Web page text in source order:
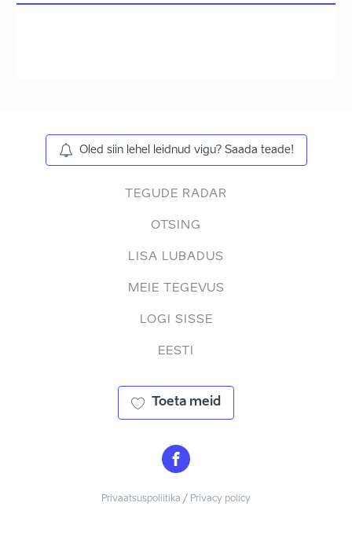
Oled siin lehel leidnud vigu? Saada teade!
TEGUDE RADAR
OTSING
LISA LUBADUS
MEIE TEGEVUS
LOGI SISSE
EESTI
Toeta meid
Privaatsuspoliitika / Privacy policy